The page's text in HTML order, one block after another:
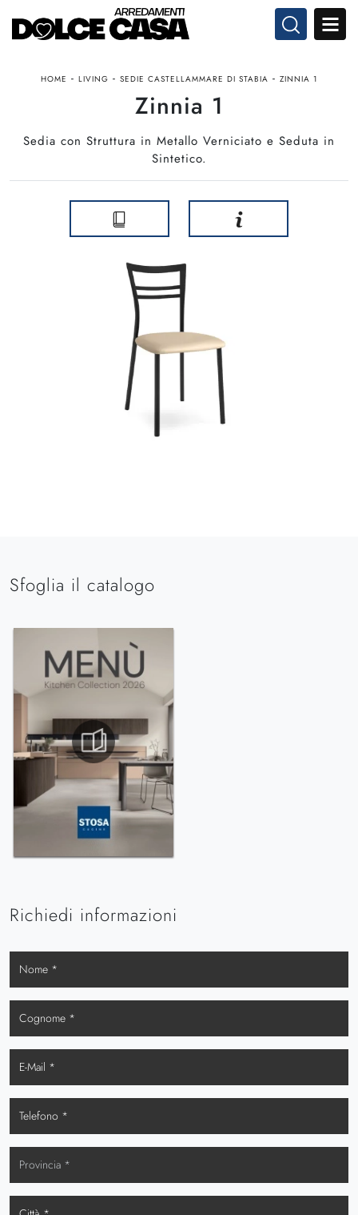
HOME - LIVING - SEDIE CASTELLAMMARE DI STABIA - ZINNIA 1
Zinnia 1
Sedia con Struttura in Metallo Verniciato e Seduta in
Sintetico.
Sfoglia il catalogo
Richiedi informazioni